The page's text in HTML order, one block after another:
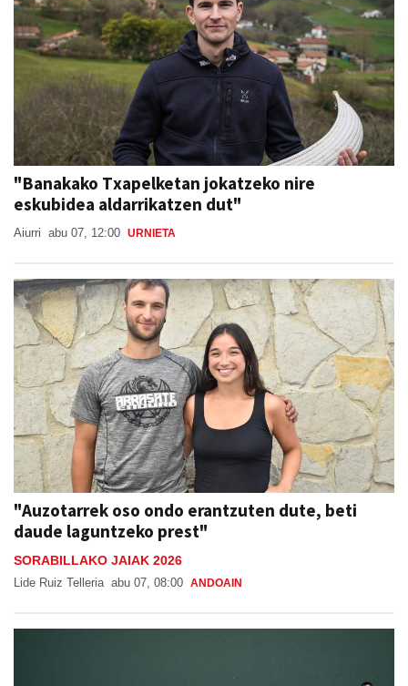
"Banakako Txapelketan jokatzeko nire
eskubidea aldarrikatzen dut"
Aiurri abu 07, 12:00 URNIETA
"Auzotarrek oso ondo erantzuten dute, beti
daude laguntzeko prest"
SORABILLAKO JAIAK 2026
Lide Ruiz Telleria abu 07, 08:00 ANDOAIN